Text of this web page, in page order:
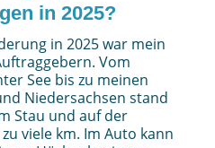
in 2025?
in 2025 war mein
Vom
See bis zu meinen
Niedersachsen stand
Stau und auf der
viele km. Im Auto kann